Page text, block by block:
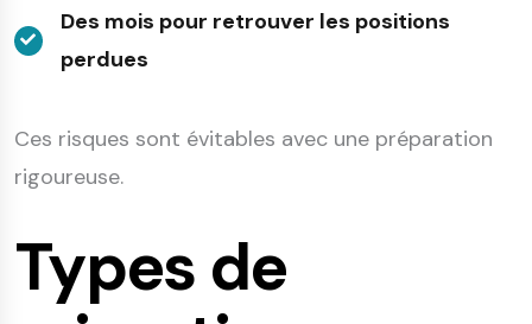
Des mois pour retrouver les positions
perdues
Ces risques sont évitables avec une préparation
rigoureuse.
Types de